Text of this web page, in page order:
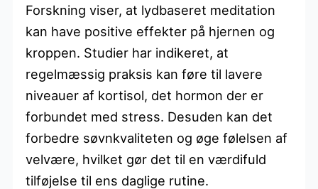
Forskning viser, at lydbaseret meditation
kan have positive effekter på hjernen og
kroppen. Studier har indikeret, at
regelmæssig praksis kan føre til lavere
niveauer af kortisol, det hormon der er
forbundet med stress. Desuden kan det
forbedre søvnkvaliteten og øge følelsen af
velvære, hvilket gør det til en værdifuld
tilføjelse til ens daglige rutine.